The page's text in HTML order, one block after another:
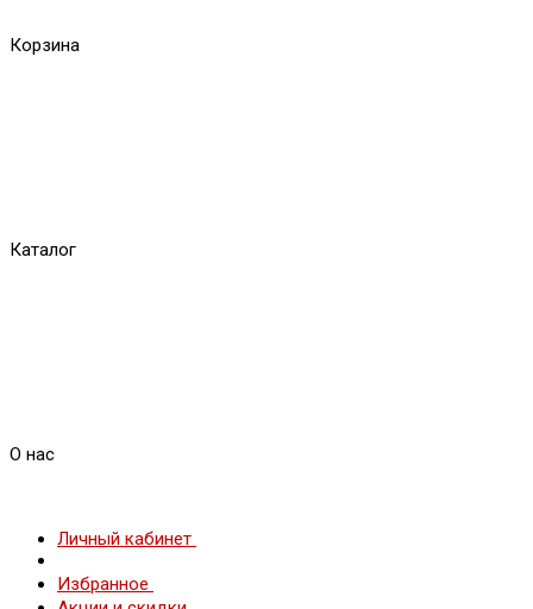
Корзина
Каталог
О нас
Личный кабинет
Избранное